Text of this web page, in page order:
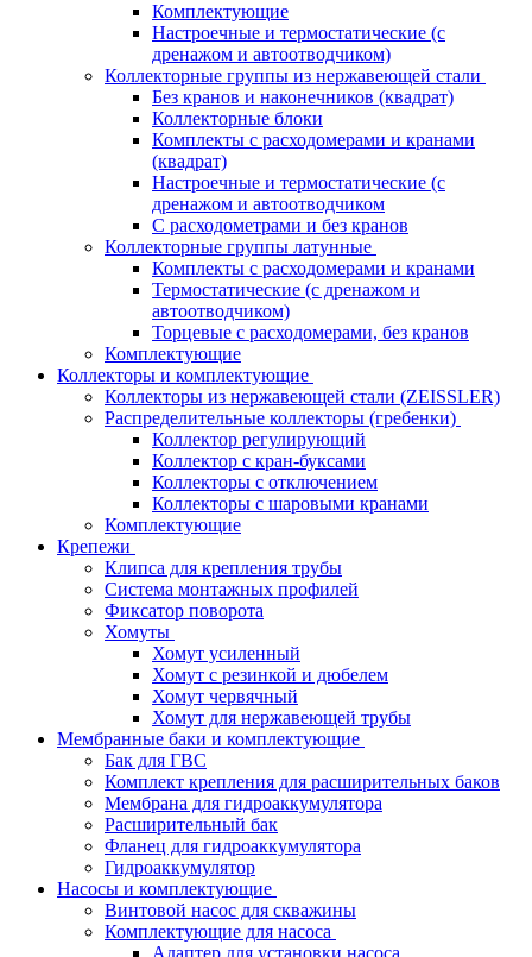
Комплектующие
Настроечные и термостатические (с
дренажом и автоотводчиком)
Коллекторные группы из нержавеющей стали
Без кранов и наконечников (квадрат)
Коллекторные блоки
Комплекты с расходомерами и кранами
(квадрат)
Настроечные и термостатические (с
дренажом и автоотводчиком
С расходометрами и без кранов
Коллекторные группы латунные
Комплекты с расходомерами и кранами
Термостатические (с дренажом и
автоотводчиком)
Торцевые с расходомерами, без кранов
Комплектующие
Коллекторы и комплектующие
Коллекторы из нержавеющей стали (ZEISSLER)
Распределительные коллекторы (гребенки)
Коллектор регулирующий
Коллектор с кран-буксами
Коллекторы с отключением
Коллекторы с шаровыми кранами
Комплектующие
Крепежи
Клипса для крепления трубы
Система монтажных профилей
Фиксатор поворота
Хомуты
Хомут усиленный
Хомут с резинкой и дюбелем
Хомут червячный
Хомут для нержавеющей трубы
Мембранные баки и комплектующие
Бак для ГВС
Комплект крепления для расширительных баков
Мембрана для гидроаккумулятора
Расширительный бак
Фланец для гидроаккумулятора
Гидроаккумулятор
Насосы и комплектующие
Винтовой насос для скважины
Комплектующие для насоса
Адаптер для установки насоса